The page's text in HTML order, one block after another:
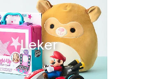
Leker